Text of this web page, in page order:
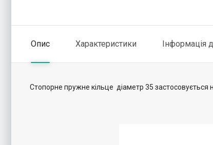
Опис Характеристики Інформація
Стопорне пружне кільце діаметр 35 застосовується